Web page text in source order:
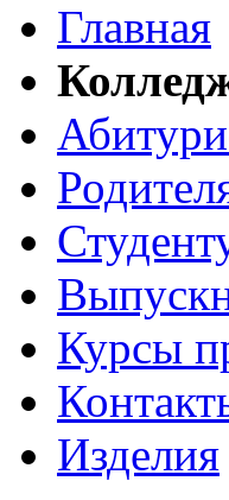
Главная
Курсы
Изделия